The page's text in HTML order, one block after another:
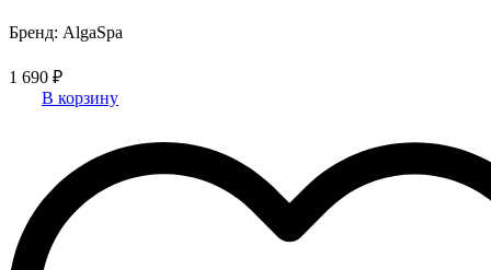
Бренд: AlgaSpa
1 690 ₽
В корзину